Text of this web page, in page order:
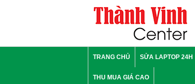
TRANG CHỦ SỬA LAPTOP 24H
THU MUA GIÁ CAO